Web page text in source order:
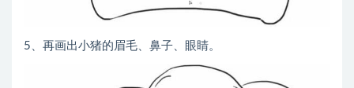
5、再画出小猪的眉毛、鼻子、眼睛。